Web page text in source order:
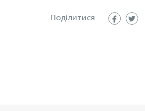
Поділитися